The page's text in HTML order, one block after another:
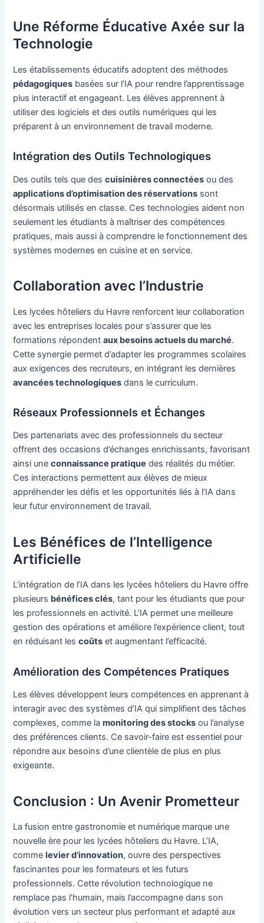
Une Réforme Éducative Axée sur la
Technologie
Les établissements éducatifs adoptent des méthodes
pédagogiques basées sur l’IA pour rendre l’apprentissage
plus interactif et engageant. Les élèves apprennent à
utiliser des logiciels et des outils numériques qui les
préparent à un environnement de travail moderne.
Intégration des Outils Technologiques
Des outils tels que descuisinières connectées ou des
applications d’optimisation des réservations sont
désormais utilisés en classe. Ces technologies aident non
seulement les étudiants à maîtriser des compétences
pratiques, mais aussi à comprendre le fonctionnement des
systèmes modernes en cuisine et en service.
Collaboration avec l’Industrie
Les lycées hôteliers du Havre renforcent leur collaboration
avec les entreprises locales pour s’assurer que les
formations répondentaux besoins actuels du marché.
Cette synergie permet d’adapter les programmes scolaires
aux exigences des recruteurs, en intégrant les dernières
avancées technologiques dans le curriculum.
Réseaux Professionnels et Échanges
Des partenariats avec des professionnels du secteur
offrent des occasions d’échanges enrichissants, favorisant
ainsi uneconnaissance pratique des réalités du métier.
Ces interactions permettent aux élèves de mieux
appréhender les défis et les opportunités liés à l’IA dans
leur futur environnement de travail.
Les Bénéfices de l’Intelligence
Artificielle
L’intégration de l’IA dans les lycées hôteliers du Havre offre
plusieurs bénéfices clés, tant pour les étudiants que pour
les professionnels en activité. L’IA permet une meilleure
gestion des opérations et améliore l’expérience client, tout
en réduisant lescoûts et augmentant l’efficacité.
Amélioration des Compétences Pratiques
Les élèves développent leurs compétences en apprenant à
interagir avec des systèmes d’IA qui simplifient des tâches
complexes, comme lamonitoring des stocks ou l’analyse
des préférences clients. Ce savoir-faire est essentiel pour
répondre aux besoins d’une clientèle de plus en plus
exigeante.
Conclusion : Un Avenir Prometteur
La fusion entre gastronomie et numérique marque une
nouvelle ère pour les lycées hôteliers du Havre. L’IA,
comme levier d’innovation, ouvre des perspectives
fascinantes pour les formateurs et les futurs
professionnels. Cette révolution technologique ne
remplace pas l’humain, mais l’accompagne dans son
évolution vers un secteur plus performant et adapté aux